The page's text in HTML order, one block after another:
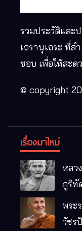
รวมประวัติและ
เถรานุเถระ ที่
ชอบ เพื่อให้สะ
© copyright
เรื่องมาใหม่
หลว
ภูริทั
พระ
ผู้เป็
พระ
วัชร